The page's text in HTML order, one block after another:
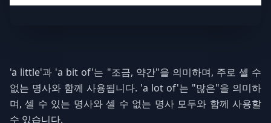
'a little'과 'a bit of'는 "조금, 약간"을 의미하며, 주로 셀 수
없는 명사와 함께 사용됩니다. 'a lot of'는 "많은"을 의미하
며, 셀 수 있는 명사와 셀 수 없는 명사 모두와 함께 사용할
수 있습니다.